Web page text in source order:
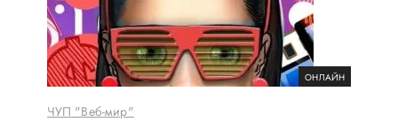
ОНЛАЙН
ЧУП "Веб-мир"